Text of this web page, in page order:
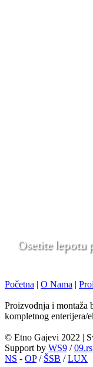
Početna | O Nama |
Proizvodnja i montaža
kompletnog enterijera/
© Etno Gajevi 2022 |
Support by WS9 /09.rs
NS - OP/ ŠSB /LUX